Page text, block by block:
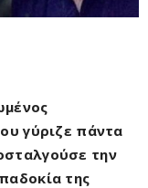
γύριζε πάντα
την
της